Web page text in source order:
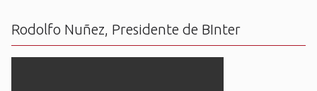
Rodolfo Nuñez, Presidente de BInter